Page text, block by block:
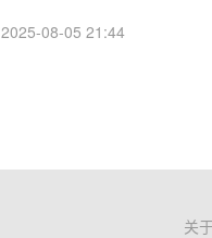
2025-08-05 21:44
关